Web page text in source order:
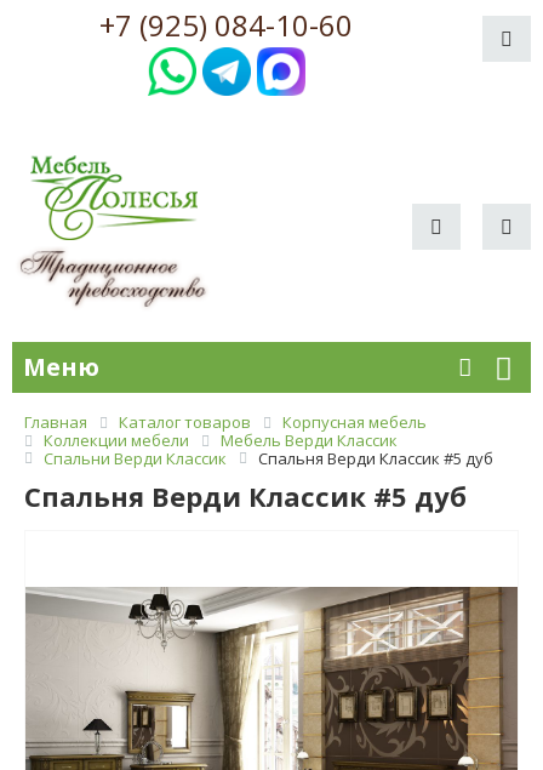
+7 (925) 084-10-60
Меню
Главная Каталог товаров
Корпусная мебель
Коллекции мебели
Мебель Верди Классик
Спальни Верди Классик
Спальня Верди Классик #5 дуб
Спальня Верди Классик #5 дуб